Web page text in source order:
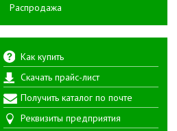
Распродажа
Как купить
Скачать прайс-лист
Получить каталог по почте
Реквизиты предприятия